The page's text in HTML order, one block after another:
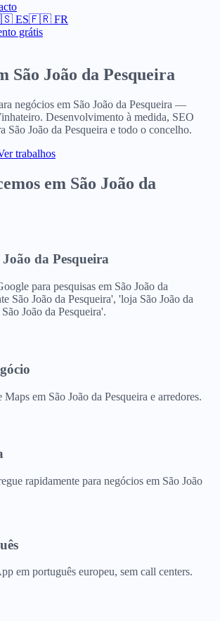
ES🇫🇷 FR
grátis
São João da Pesqueira
negócios em São João da Pesqueira —
Desenvolvimento à medida, SEO
São João da Pesqueira e todo o concelho.
trabalhos
em São João da
da Pesqueira
para pesquisas em São João da
São João da Pesqueira', 'loja São João da
João da Pesqueira'.
em São João da Pesqueira e arredores.
rapidamente para negócios em São João
em português europeu, sem call centers.